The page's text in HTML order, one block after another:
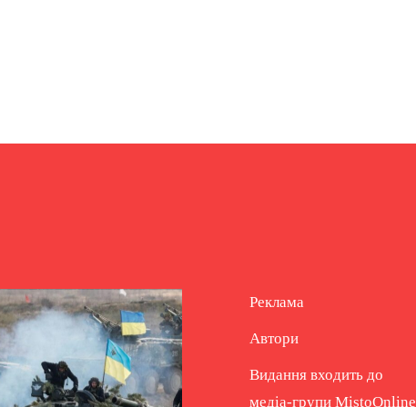
Реклама
Автори
Видання входить до
медіа-групи MistoOnline